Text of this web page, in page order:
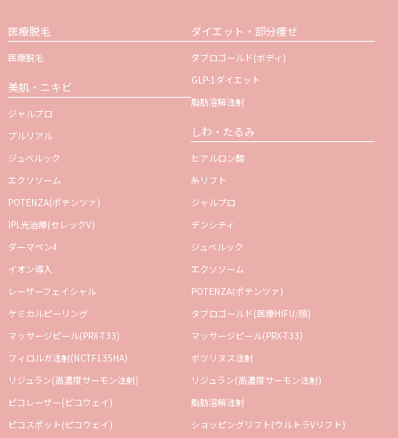
医療脱毛
医療脱毛
美肌・ニキビ
ジャルプロ
プルリアル
ジュベルック
エクソソーム
POTENZA(ポテンツァ)
IPL光治療(セレックV)
ダーマペン4
イオン導入
レーザーフェイシャル
ケミカルピーリング
マッサージピール(PRX-T33)
フィロルガ注射(NCTF135HA)
リジュラン(高濃度サーモン注射)
ピコレーザー(ピコウェイ)
ピコスポット(ピコウェイ)
ダイエット・部分痩せ
ダブロゴールド(ボディ)
GLP-1ダイエット
脂肪溶解注射
しわ・たるみ
ヒアルロン酸
糸リフト
ジャルプロ
デンシティ
ジュベルック
エクソソーム
POTENZA(ポテンツァ)
タブロゴールド(医療HIFU/顔)
マッサージピール(PRX-T33)
ボツリヌス注射
リジュラン(高濃度サーモン注射)
脂肪溶解注射
ショッピングリフト(ウルトラVリフト)